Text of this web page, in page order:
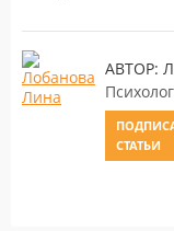
АВТОР:
СТАТЬИ